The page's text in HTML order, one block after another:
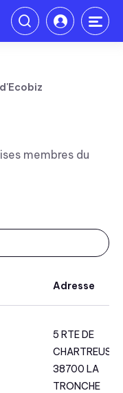
membres du
Adresse
5 RTE DE
CHARTREUSE
38700 LA
TRONCHE